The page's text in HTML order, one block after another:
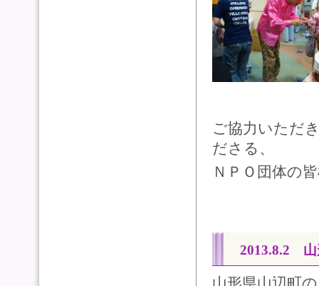
ご協力いただ
ださる、
ＮＰＯ団体の
2013.8.2 山